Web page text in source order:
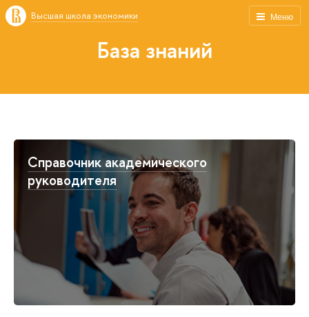
Меню
Высшая школа экономики
База знаний
Справочник академического
руководителя